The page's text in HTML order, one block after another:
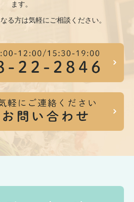
ます。
る方は気軽にご相談ください。